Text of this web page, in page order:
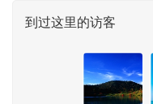
到过这里的访客